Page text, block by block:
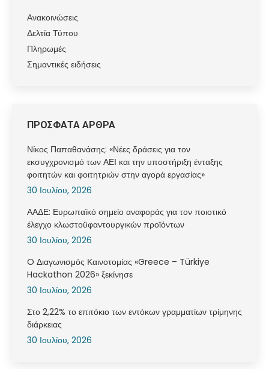
Ανακοινώσεις
Δελτία Τύπου
Πληρωμές
Σημαντικές ειδήσεις
ΠΡΟΣΦΑΤΑ ΑΡΘΡΑ
Νίκος Παπαθανάσης: «Νέες δράσεις για τον
εκσυγχρονισμό των ΑΕΙ και την υποστήριξη ένταξης
φοιτητών και φοιτητριών στην αγορά εργασίας»
30 Ιουλίου, 2026
ΑΑΔΕ: Ευρωπαϊκό σημείο αναφοράς για τον ποιοτικό
έλεγχο κλωστοϋφαντουργικών προϊόντων
30 Ιουλίου, 2026
O Διαγωνισμός Καινοτομίας «Greece – Türkiye
Hackathon 2026» ξεκίνησε
30 Ιουλίου, 2026
Στο 2,22% το επιτόκιο των εντόκων γραμματίων τρίμηνης
διάρκειας
30 Ιουλίου, 2026